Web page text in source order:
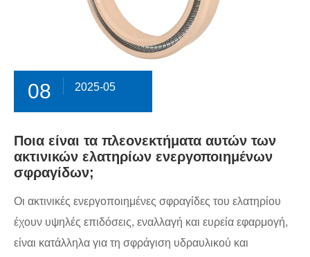
08 2025-05
Ποια είναι τα πλεονεκτήματα αυτών των
ακτινικών ελατηρίων ενεργοποιημένων
σφραγίδων;
Οι ακτινικές ενεργοποιημένες σφραγίδες του ελατηρίου
έχουν υψηλές επιδόσεις, εναλλαγή και ευρεία εφαρμογή,
είναι κατάλληλα για τη σφράγιση υδραυλικού και